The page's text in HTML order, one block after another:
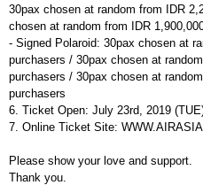
30pax chosen at random from IDR
chosen at random from IDR
- Signed Polaroid: 30pax chosen at
purchasers / 30pax chosen at
purchasers / 30pax chosen at
purchasers
6. Ticket Open: July 23rd, 2019
7. Online Ticket Site:
Please show your love and support.
Thank you.